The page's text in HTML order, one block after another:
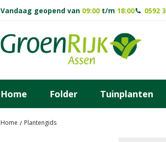
Home Plantengids
Vandaag geopend van 09:00 t/m 18:00 0592
Home Folder Tuinplanten